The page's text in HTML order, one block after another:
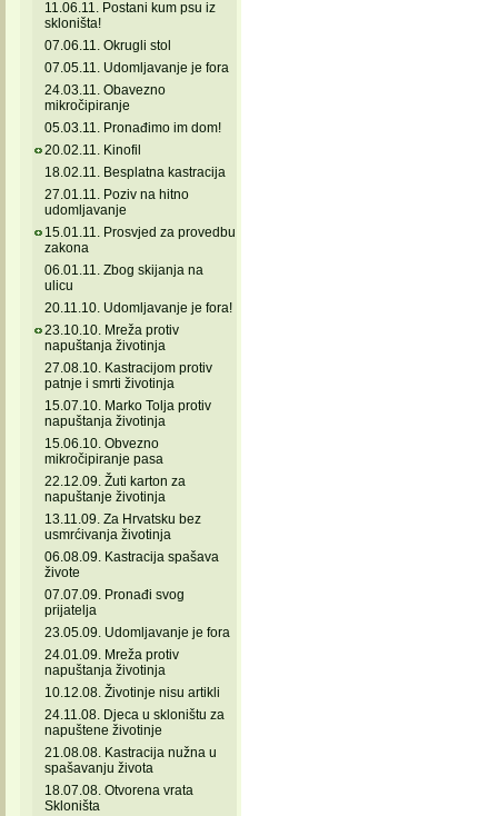
11.06.11. Postani kum psu iz
skloništa!
07.06.11. Okrugli stol
07.05.11. Udomljavanje je fora
24.03.11. Obavezno
mikročipiranje
05.03.11. Pronađimo im dom!
20.02.11. Kinofil
18.02.11. Besplatna kastracija
27.01.11. Poziv na hitno
udomljavanje
15.01.11. Prosvjed za provedbu
zakona
06.01.11. Zbog skijanja na
ulicu
20.11.10. Udomljavanje je fora!
23.10.10. Mreža protiv
napuštanja životinja
27.08.10. Kastracijom protiv
patnje i smrti životinja
15.07.10. Marko Tolja protiv
napuštanja životinja
15.06.10. Obvezno
mikročipiranje pasa
22.12.09. Žuti karton za
napuštanje životinja
13.11.09. Za Hrvatsku bez
usmrćivanja životinja
06.08.09. Kastracija spašava
živote
07.07.09. Pronađi svog
prijatelja
23.05.09. Udomljavanje je fora
24.01.09. Mreža protiv
napuštanja životinja
10.12.08. Životinje nisu artikli
24.11.08. Djeca u skloništu za
napuštene životinje
21.08.08. Kastracija nužna u
spašavanju života
18.07.08. Otvorena vrata
Skloništa